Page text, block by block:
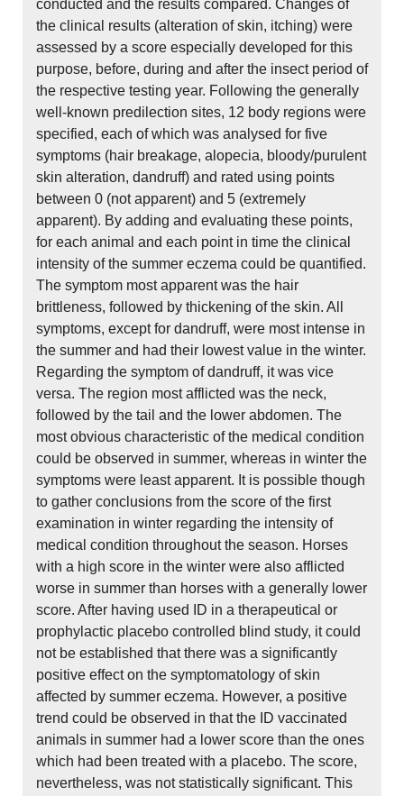
conducted and the results compared. Changes of
the clinical results (alteration of skin, itching) were
assessed by a score especially developed for this
purpose, before, during and after the insect period of
the respective testing year. Following the generally
well-known predilection sites, 12 body regions were
specified, each of which was analysed for five
symptoms (hair breakage, alopecia, bloody/purulent
skin alteration, dandruff) and rated using points
between 0 (not apparent) and 5 (extremely
apparent). By adding and evaluating these points,
for each animal and each point in time the clinical
intensity of the summer eczema could be quantified.
The symptom most apparent was the hair
brittleness, followed by thickening of the skin. All
symptoms, except for dandruff, were most intense in
the summer and had their lowest value in the winter.
Regarding the symptom of dandruff, it was vice
versa. The region most afflicted was the neck,
followed by the tail and the lower abdomen. The
most obvious characteristic of the medical condition
could be observed in summer, whereas in winter the
symptoms were least apparent. It is possible though
to gather conclusions from the score of the first
examination in winter regarding the intensity of
medical condition throughout the season. Horses
with a high score in the winter were also afflicted
worse in summer than horses with a generally lower
score. After having used ID in a therapeutical or
prophylactic placebo controlled blind study, it could
not be established that there was a significantly
positive effect on the symptomatology of skin
affected by summer eczema. However, a positive
trend could be observed in that the ID vaccinated
animals in summer had a lower score than the ones
which had been treated with a placebo. The score,
nevertheless, was not statistically significant. This